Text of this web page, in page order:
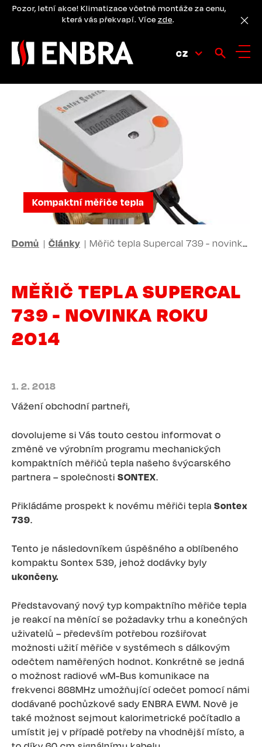
PřejítPozor, letní akce! Klimatizace včetně montáže za cenu,
která vás překvapí. Více zde.
CZ
Kompaktní měřiče tepla
DROBEČKOVÁ
Domů Články Měřič tepla Supercal 739 - novinka roku 2014
MĚŘIČ TEPLA SUPERCAL
739 - NOVINKA ROKU
2014
1. 2. 2018
Vážení obchodní partneři,
dovolujeme si Vás touto cestou informovat o
změně ve výrobním programu mechanických
kompaktních měřičů tepla našeho švýcarského
partnera – společnosti SONTEX.
Přikládáme prospekt k novému měřiči tepla Sontex
739.
Tento je následovníkem úspěšného a oblíbeného
kompaktu Sontex 539, jehož dodávky byly
ukončeny.
Představovaný nový typ kompaktního měřiče tepla
je reakcí na měnící se požadavky trhu a konečných
uživatelů – především potřebou rozšiřovat
možnosti užití měřiče v systémech s dálkovým
odečtem naměřených hodnot. Konkrétně se jedná
o možnost radiové wM-Bus komunikace na
frekvenci 868MHz umožňující odečet pomocí námi
dodávané pochůzkové sady ENBRA EWM. Nově je
také možnost sejmout kalorimetrické počítadlo a
umístit jej v případě potřeby na vhodnější místo, a